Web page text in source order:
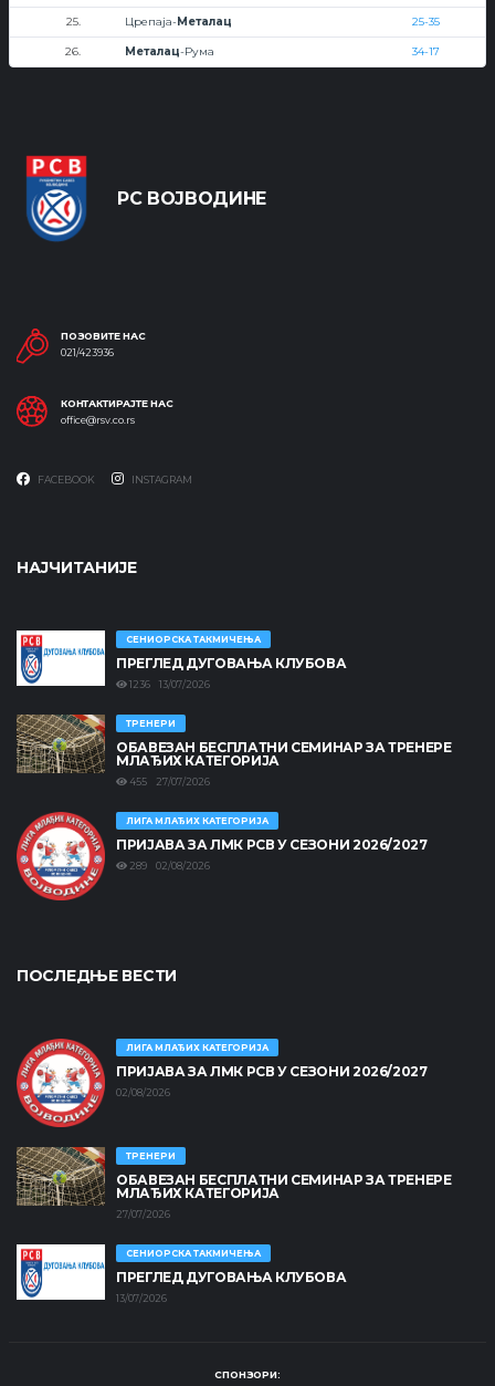
25. Црепаја-Металац 25-35
26. Металац-Рума 34-17
РС ВОЈВОДИНЕ
ПОЗОВИТЕ НАС
021/423936
КОНТАКТИРАЈТЕ НАС
office@rsv.co.rs
FACEBOOK INSTAGRAM
НАЈЧИТАНИЈЕ
СЕНИОРСКА ТАКМИЧЕЊА
ПРЕГЛЕД ДУГОВАЊА КЛУБОВА
1236 13/07/2026
ТРЕНЕРИ
ОБАВЕЗАН БЕСПЛАТНИ СЕМИНАР ЗА ТРЕНЕРЕ
МЛАЂИХ КАТЕГОРИЈА
455 27/07/2026
ЛИГА МЛАЂИХ КАТЕГОРИЈА
ПРИЈАВА ЗА ЛМК РСВ У СЕЗОНИ 2026/2027
289 02/08/2026
ПОСЛЕДЊЕ ВЕСТИ
ЛИГА МЛАЂИХ КАТЕГОРИЈА
ПРИЈАВА ЗА ЛМК РСВ У СЕЗОНИ 2026/2027
02/08/2026
ТРЕНЕРИ
ОБАВЕЗАН БЕСПЛАТНИ СЕМИНАР ЗА ТРЕНЕРЕ
МЛАЂИХ КАТЕГОРИЈА
27/07/2026
СЕНИОРСКА ТАКМИЧЕЊА
ПРЕГЛЕД ДУГОВАЊА КЛУБОВА
13/07/2026
СПОНЗОРИ: